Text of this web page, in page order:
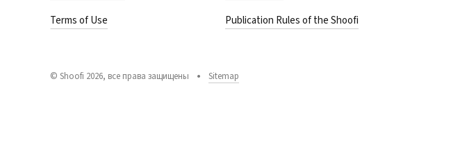
Terms of Use
Publication Rules of the Shoofi
© Shoofi 2026, все права защищены Sitemap